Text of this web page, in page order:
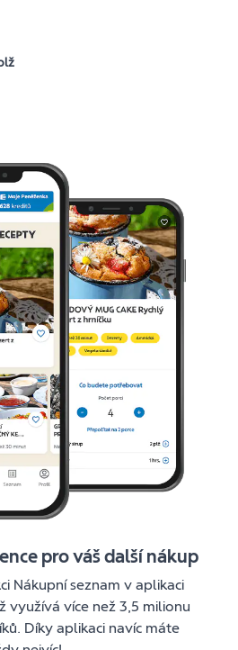
pro váš další nákup
Nákupní seznam v aplikaci
využívá více než 3,5 milionu
Díky aplikaci navíc máte